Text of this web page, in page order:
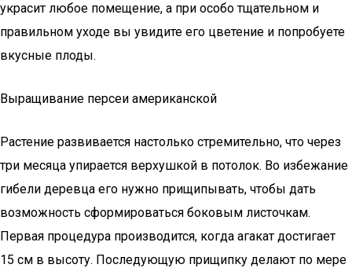
украсит любое помещение, а при особо тщательном и
правильном уходе вы увидите его цветение и попробуете
вкусные плоды.
Выращивание персеи американской
Растение развивается настолько стремительно, что через
три месяца упирается верхушкой в потолок. Во избежание
гибели деревца его нужно прищипывать, чтобы дать
возможность сформироваться боковым листочкам.
Первая процедура производится, когда агакат достигает
15 см в высоту. Последующую прищипку делают по мере